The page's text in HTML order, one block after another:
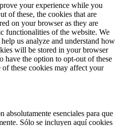
your experience while you
of these, the cookies that are
on your browser as they are
functionalities of the website. We
us analyze and understand how
will be stored in your browser
have the option to opt-out of these
these cookies may affect your
absolutamente esenciales para que
Sólo se incluyen aquí cookies